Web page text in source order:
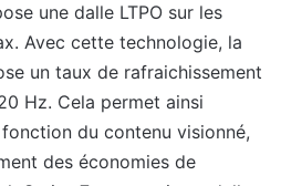
une dalle LTPO sur les
Avec cette technologie, la
un taux de rafraichissement
Hz. Cela permet ainsi
fonction du contenu visionné,
des économies de